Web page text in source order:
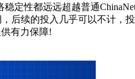
性都远远超越普通
后续的投入几乎可以不计，
有力保障!